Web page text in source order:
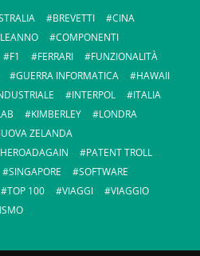
BREVETTI
CINA
COMPONENTI
F1 FERRARI
FUNZIONALITÀ
GUERRA INFORMATICA
HAWAII
INTERPOL
ITALIA
KIMBERLEY
LONDRA
ZELANDA
PATENT TROLL
SINGAPORE
SOFTWARE
TOP 100 VIAGGI
VIAGGIO